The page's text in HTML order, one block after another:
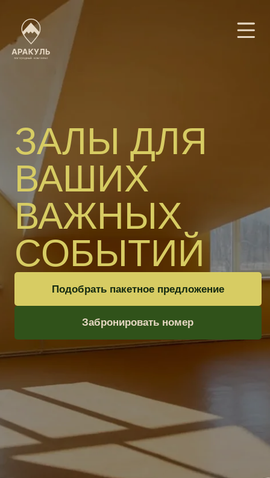
ЗАЛЫ ДЛЯ
ВАШИХ
ВАЖНЫХ
СОБЫТИЙ
Подобрать пакетное предложение
Забронировать номер